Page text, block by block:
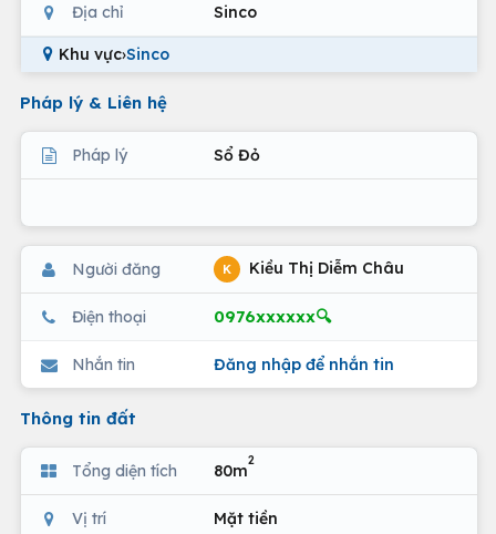
Địa chỉ Sinco
Khu vực›Sinco
Pháp lý & Liên hệ
Pháp lý Sổ Đỏ
Người đăng K Kiều Thị Diễm Châu
Điện thoại 0976xxxxxx🔍
Nhắn tin Đăng nhập để nhắn tin
Thông tin đất
Tổng diện tích 80m
2
Vị trí Mặt tiền